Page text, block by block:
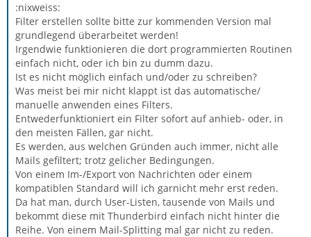
:nixweiss:
Filter erstellen sollte bitte zur kommenden Version mal
grundlegend überarbeitet werden!
Irgendwie funktionieren die dort programmierten Routinen
einfach nicht, oder ich bin zu dumm dazu.
Ist es nicht möglich einfach und/oder zu schreiben?
Was meist bei mir nicht klappt ist das automatische/
manuelle anwenden eines Filters.
Entwederfunktioniert ein Filter sofort auf anhieb- oder, in
den meisten Fällen, gar nicht.
Es werden, aus welchen Gründen auch immer, nicht alle
Mails gefiltert; trotz gelicher Bedingungen.
Von einem Im-/Export von Nachrichten oder einem
kompatiblen Standard will ich garnicht mehr erst reden.
Da hat man, durch User-Listen, tausende von Mails und
bekommt diese mit Thunderbird einfach nicht hinter die
Reihe. Von einem Mail-Splitting mal gar nicht zu reden.